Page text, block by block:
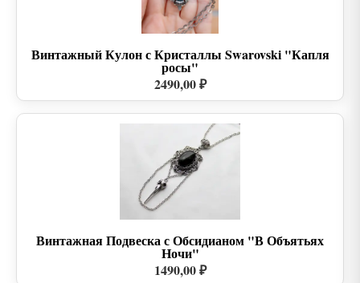
Винтажный Кулон с Кристаллы Swarovski "Капля
росы"
2490,00 ₽
Винтажная Подвеска с Обсидианом "В Объятьях
Ночи"
1490,00 ₽